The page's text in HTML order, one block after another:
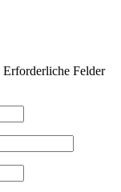
Erforderliche Felder